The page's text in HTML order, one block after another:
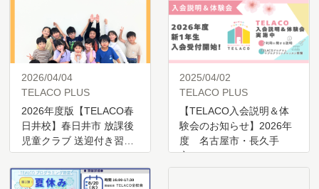
2026/04/04
TELACO PLUS
2026年度版【TELACO春
日井校】春日井市 放課後
児童クラブ 送迎付き習…
2025/04/02
TELACO PLUS
【TELACO入会説明＆体
験会のお知らせ】2026年
度 名古屋市・長久手
市…